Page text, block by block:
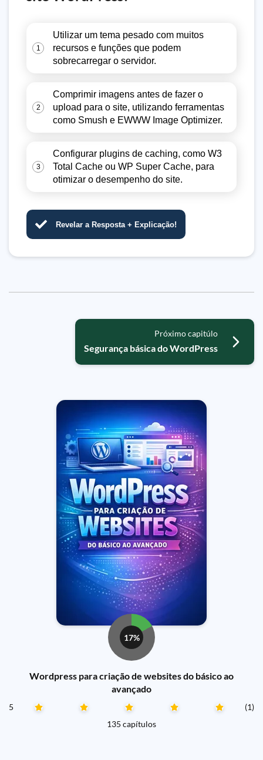
1
Utilizar um tema pesado com muitos
recursos e funções que podem
sobrecarregar o servidor.
2
Comprimir imagens antes de fazer o
upload para o site, utilizando ferramentas
como Smush e EWWW Image Optimizer.
3
Configurar plugins de caching, como W3
Total Cache ou WP Super Cache, para
otimizar o desempenho do site.
Revelar a Resposta + Explicação!
Próximo capitúlo
Segurança básica do WordPress
17%
Wordpress para criação de websites do básico ao
avançado
5
(1)
135 capítulos